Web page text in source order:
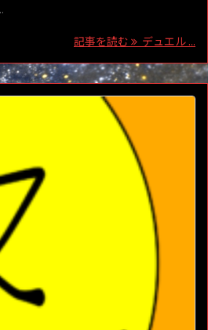
記事を読む デュエル ...